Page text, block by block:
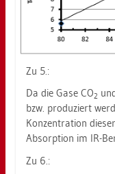
Zu 5.:
Da die Gase CO2
bzw. pro­du­ziert
Kon­zen­tra­ti­on
Ab­sorp­ti­on im IR-
Zu 6.: